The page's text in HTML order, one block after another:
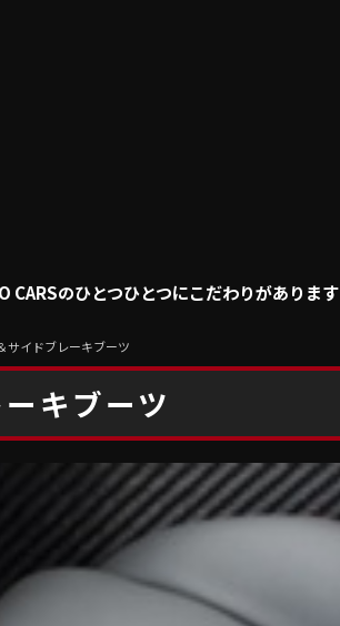
CARSのひとつひとつにこだわりがあります
サイドブレーキブーツ
キブーツ